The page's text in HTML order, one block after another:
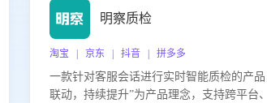
明察质检
淘宝 | 京东 | 抖音 | 拼多多
一款针对客服会话进行实时智能质检的产
联动，持续提升”为产品理念，支持跨平台